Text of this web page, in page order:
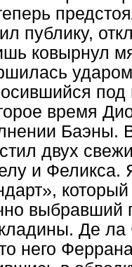
публику,
ковырнул
под
время
Баэны.
двух
и Феликса.
выбравший
Де ла
него